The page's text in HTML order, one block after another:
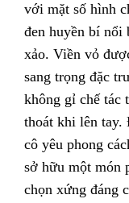
với mặt số hình
đen huyền bí nổi
xảo. Viền vỏ
sang trọng đặc
không gỉ chế tác
thoát khi lên tay.
cô yêu phong
sở hữu một món
chọn xứng đáng